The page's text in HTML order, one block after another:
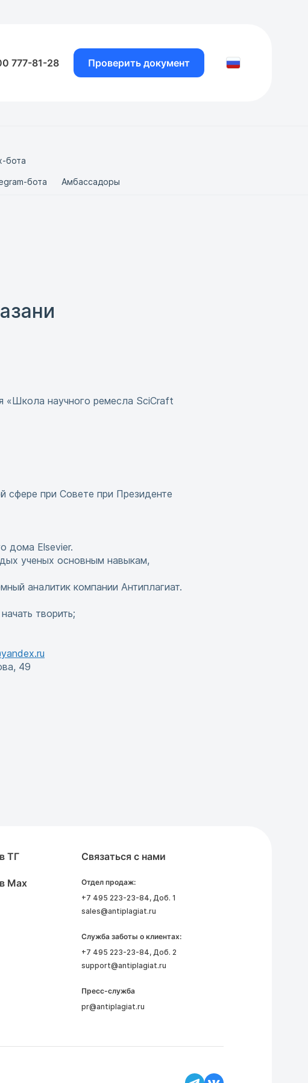
777-81-28 Проверить документ
бота
бота Амбассадоры
«Школа научного ремесла SciCraft
сфере при Совете при Президенте
дома Elsevier.
ученых основным навыкам,
аналитик компании Антиплагиат.
творить;
49
ТГ
Max
Связаться с нами
Отдел продаж:
+7 495 223-23-84, Доб. 1
sales@antiplagiat.ru
Служба заботы о клиентах:
+7 495 223-23-84, Доб. 2
support@antiplagiat.ru
Пресс-служба
pr@antiplagiat.ru